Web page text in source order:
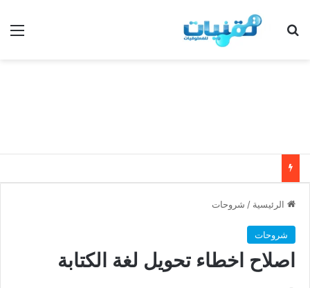
بحث عن
الرئيسية / شروحات
شروحات
اصلاح اخطاء تحويل لغة الكتابة